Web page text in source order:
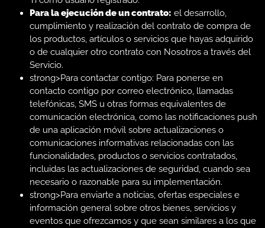
Para la ejecución de un contrato: el desarrollo,
cumplimiento y realización del contrato de compra de
los productos, artículos o servicios que hayas adquirido
o de cualquier otro contrato con Nosotros a través del
Servicio.
strong>Para contactar contigo: Para ponerse en
contacto contigo por correo electrónico, llamadas
telefónicas, SMS u otras formas equivalentes de
comunicación electrónica, como las notificaciones push
de una aplicación móvil sobre actualizaciones o
comunicaciones informativas relacionadas con las
funcionalidades, productos o servicios contratados,
incluidas las actualizaciones de seguridad, cuando sea
necesario o razonable para su implementación.
strong>Para enviarte a noticias, ofertas especiales e
información general sobre otros bienes, servicios y
eventos que ofrezcamos y que sean similares a los que